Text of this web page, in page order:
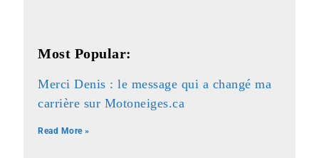
Most Popular:
Merci Denis : le message qui a changé ma
carrière sur Motoneiges.ca
Read More »